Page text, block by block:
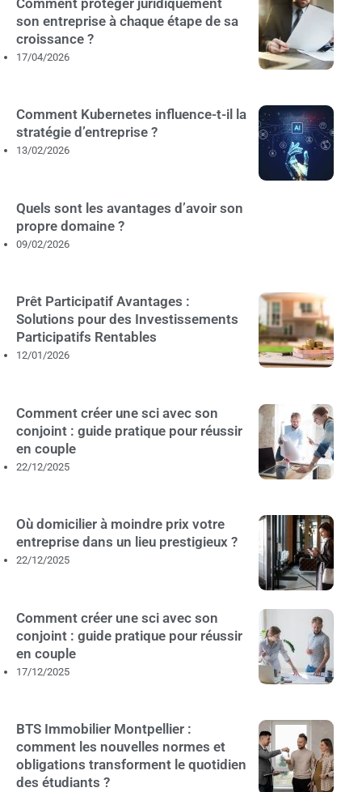
son entreprise à chaque étape de sa
croissance ?
17/04/2026
Comment Kubernetes influence-t-il la
stratégie d’entreprise ?
13/02/2026
Quels sont les avantages d’avoir son
propre domaine ?
09/02/2026
Prêt Participatif Avantages :
Solutions pour des Investissements
Participatifs Rentables
12/01/2026
Comment créer une sci avec son
conjoint : guide pratique pour réussir
en couple
22/12/2025
Où domicilier à moindre prix votre
entreprise dans un lieu prestigieux ?
22/12/2025
Comment créer une sci avec son
conjoint : guide pratique pour réussir
en couple
17/12/2025
BTS Immobilier Montpellier :
comment les nouvelles normes et
obligations transforment le quotidien
des étudiants ?